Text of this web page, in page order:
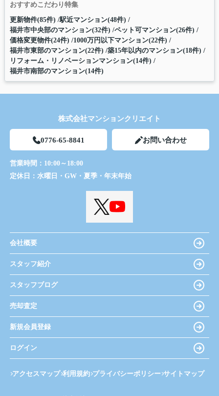
おすすめこだわり特集
更新物件(85件) 駅近マンション(48件)
福井市中央部のマンション(32件) ペット可マンション(26件)
価格変更物件(24件) 1000万円以下マンション(22件)
福井市東部のマンション(22件) 築15年以内のマンション(18件)
リフォーム・リノベーションマンション(14件)
福井市南部のマンション(14件)
株式会社マンションクリエイト
0776-65-8841 お問い合わせ
営業時間： 10:00～18:00
定休日： 水曜日・GW・夏季・年末年始
会社概要
スタッフ紹介
スタッフブログ
売却査定
新規会員登録
ログイン
アクセスマップ 利用規約 プライバシーポリシー サイトマップ